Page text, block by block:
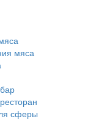
мяса
сферы